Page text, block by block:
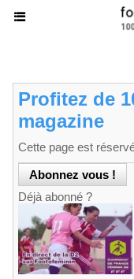
Profitez de
magazine
Cette page est
Déjà abonné ?